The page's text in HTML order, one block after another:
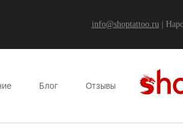
info@shoptattoo.ru|
Блог Отзывы